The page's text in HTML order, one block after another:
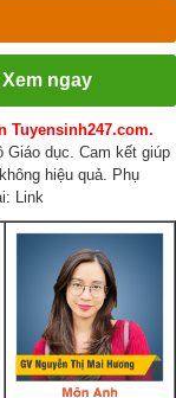
ngay
dục. Cam kết giúp
hiệu quả. Phụ
Link